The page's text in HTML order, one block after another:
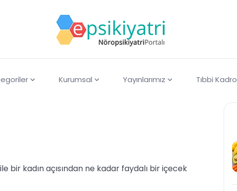
Kurumsal Yayınlarımız Tıbbi Kadro
bir kadın açısından ne kadar faydalı bir içecek